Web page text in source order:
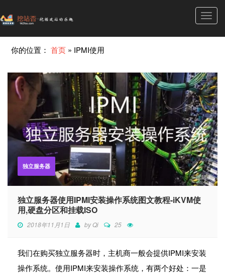
你的位置：首页 » IPMI使用
独立服务器
独立服务器使用IPMI安装操作系统图文教程-iKVM使
用,硬盘分区和挂载ISO
2018年11月1日 byQi 25
我们在购买独立服务器时，主机商一般会提供IPMI来安装
操作系统。使用IPMI来安装操作系统，有两个好处：一是